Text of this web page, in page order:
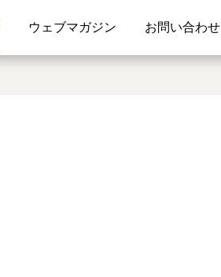
ウェブマガジン お問い合わせ